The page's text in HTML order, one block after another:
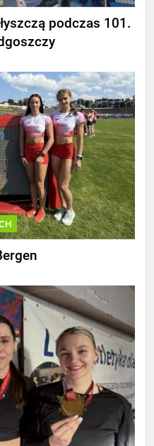
podczas 101.